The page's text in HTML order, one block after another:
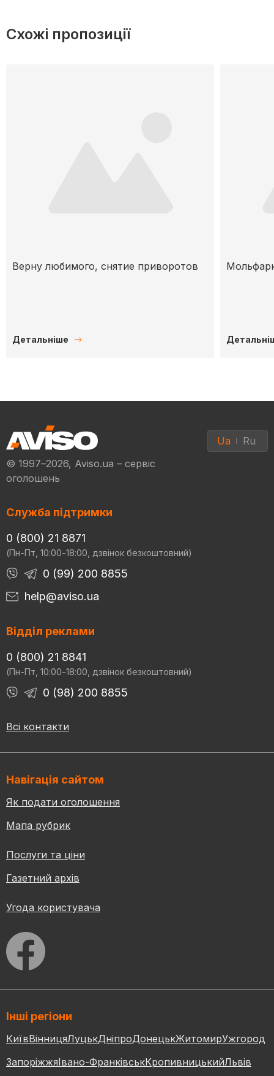
Схожі пропозиції
Верну любимого, снятие приворотов
Детальніше
© 1997–2026, Aviso.ua – сервіс
оголошень
Ua Ru
Служба підтримки
0 (800) 21 8871
(Пн-Пт, 10:00-18:00, дзвінок безкоштовний)
0 (99) 200 8855
help@aviso.ua
Відділ реклами
0 (800) 21 8841
(Пн-Пт, 10:00-18:00, дзвінок безкоштовний)
0 (98) 200 8855
Всі контакти
Навігація сайтом
Як подати оголошення
Мапа рубрик
Послуги та ціни
Газетний архів
Угода користувача
Інші регіони
КиївВінницяЛуцькДніпроДонецькЖитомирУжгород
ЗапоріжжяІвано-ФранківськКропивницькийЛьвів